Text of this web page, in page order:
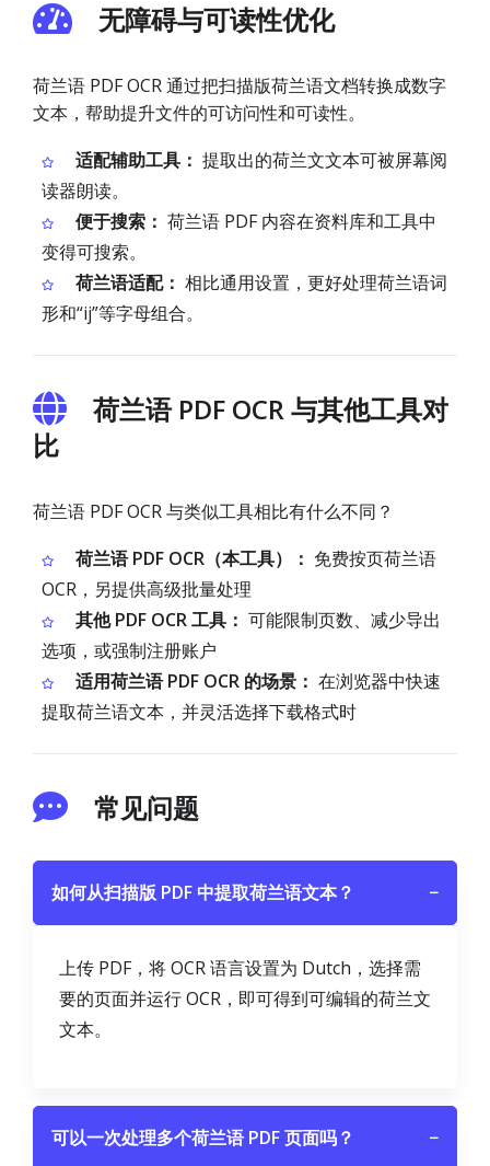
无障碍与可读性优化
荷兰语 PDF OCR 通过把扫描版荷兰语文档转换成数字
文本，帮助提升文件的可访问性和可读性。
适配辅助工具： 提取出的荷兰文文本可被屏幕阅
读器朗读。
便于搜索： 荷兰语 PDF 内容在资料库和工具中
变得可搜索。
荷兰语适配： 相比通用设置，更好处理荷兰语词
形和“ij”等字母组合。
荷兰语 PDF OCR 与其他工具对
比
荷兰语 PDF OCR 与类似工具相比有什么不同？
荷兰语 PDF OCR（本工具）： 免费按页荷兰语
OCR，另提供高级批量处理
其他 PDF OCR 工具： 可能限制页数、减少导出
选项，或强制注册账户
适用荷兰语 PDF OCR 的场景： 在浏览器中快速
提取荷兰语文本，并灵活选择下载格式时
常见问题
如何从扫描版 PDF 中提取荷兰语文本？ −
上传 PDF，将 OCR 语言设置为 Dutch，选择需
要的页面并运行 OCR，即可得到可编辑的荷兰文
文本。
可以一次处理多个荷兰语 PDF 页面吗？ −